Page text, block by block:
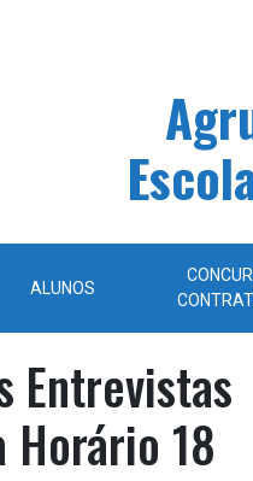
ALUNOS
Entrevistas
Horário 18